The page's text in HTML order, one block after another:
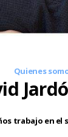
Quienes
trabajo en el